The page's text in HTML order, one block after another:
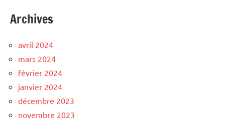
Archives
avril 2024
mars 2024
février 2024
janvier 2024
décembre 2023
novembre 2023